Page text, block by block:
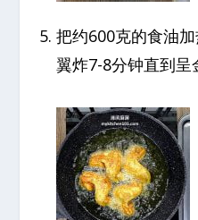
把约600克的食油
翼炸7-8分钟直到呈